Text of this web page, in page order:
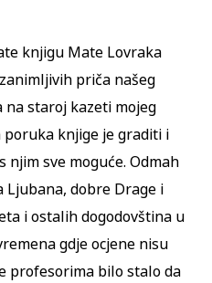
knjigu Mate Lovraka
priča našeg
na staroj kazeti mojeg
poruka knjige je graditi i
njim sve moguće. Odmah
Ljubana, dobre Drage i
i ostalih dogodovština u
gdje ocjene nisu
profesorima bilo stalo da